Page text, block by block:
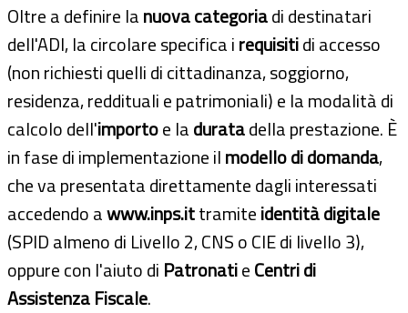
Oltre a definire lanuova categoriadi destinatari
dell'ADI, la circolare specifica irequisitidi accesso
(non richiesti quelli di cittadinanza, soggiorno,
residenza, reddituali e patrimoniali) e la modalità di
calcolo dell'importoe laduratadella prestazione. È
in fase di implementazione ilmodello di domanda,
che va presentata direttamente dagli interessati
accedendo awww.inps.ittramiteidentità digitale
(SPID almeno di Livello 2, CNS o CIE di livello 3),
oppure con l'aiuto di PatronatieCentri di
Assistenza Fiscale.